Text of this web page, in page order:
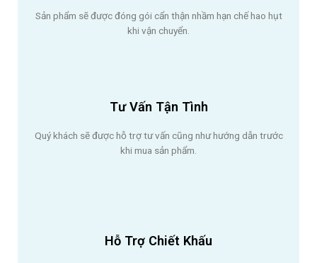
Sản phẩm sẽ được đóng gói cẩn thận nhầm hạn chế hao hụt
khi vận chuyển.
Tư Vấn Tận Tình
Quý khách sẽ được hỗ trợ tư vấn cũng như hướng dẫn trước
khi mua sản phẩm.
Hỗ Trợ Chiết Khấu